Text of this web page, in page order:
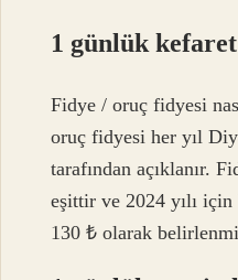
1 günlük
Fidye / oruç fidyesi
oruç fidyesi her yıl
tarafından açıklanır.
eşittir ve 2024 yılı
130 ₺ olarak